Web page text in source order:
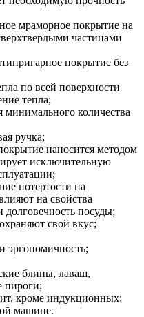
мраморное покрытие на
частицами
покрытие без
по всей поверхности
тепла;
минимального количества
ручка;
наносится методом
исключительную
потертости на
на свойства
посуды;
свой вкус;
эргономичность;
блины, лаваш,
пироги;
кроме индукционных;
машине.